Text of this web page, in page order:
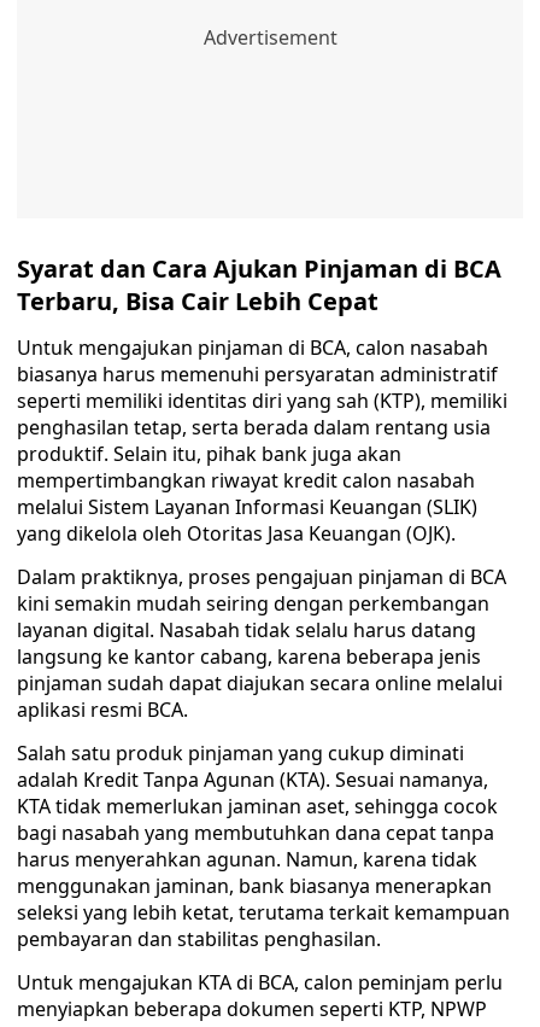
Syarat dan Cara Ajukan Pinjaman di BCA
Terbaru, Bisa Cair Lebih Cepat
Untuk mengajukan pinjaman di BCA, calon nasabah
biasanya harus memenuhi persyaratan administratif
seperti memiliki identitas diri yang sah (KTP), memiliki
penghasilan tetap, serta berada dalam rentang usia
produktif. Selain itu, pihak bank juga akan
mempertimbangkan riwayat kredit calon nasabah
melalui Sistem Layanan Informasi Keuangan (SLIK)
yang dikelola oleh Otoritas Jasa Keuangan (OJK).
Dalam praktiknya, proses pengajuan pinjaman di BCA
kini semakin mudah seiring dengan perkembangan
layanan digital. Nasabah tidak selalu harus datang
langsung ke kantor cabang, karena beberapa jenis
pinjaman sudah dapat diajukan secara online melalui
aplikasi resmi BCA.
Salah satu produk pinjaman yang cukup diminati
adalah Kredit Tanpa Agunan (KTA). Sesuai namanya,
KTA tidak memerlukan jaminan aset, sehingga cocok
bagi nasabah yang membutuhkan dana cepat tanpa
harus menyerahkan agunan. Namun, karena tidak
menggunakan jaminan, bank biasanya menerapkan
seleksi yang lebih ketat, terutama terkait kemampuan
pembayaran dan stabilitas penghasilan.
Untuk mengajukan KTA di BCA, calon peminjam perlu
menyiapkan beberapa dokumen seperti KTP, NPWP